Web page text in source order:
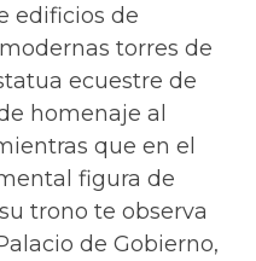
edificios de
torres de
ecuestre de
homenaje al
que en el
figura de
trono te observa
de Gobierno,